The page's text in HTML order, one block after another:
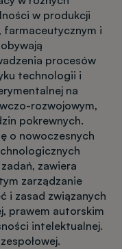
w produkcji
farmaceutycznym i
procesów
technologii i
na
rozwojowym,
pokrewnych.
o nowoczesnych
zawiera
zarządzanie
i zasad związanych
prawem autorskim
intelektualnej.